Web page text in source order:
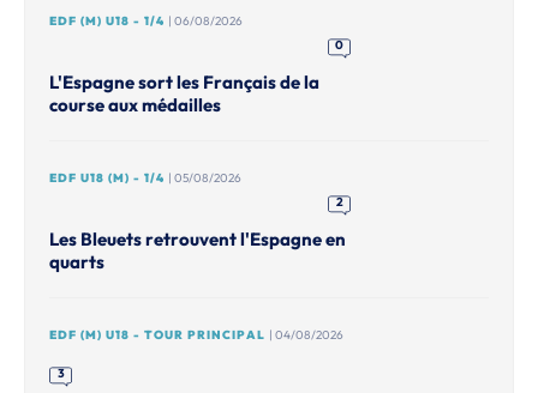
EDF (M) U18 - 1/4 | 06/08/2026
0
L'Espagne sort les Français de la
course aux médailles
EDF U18 (M) - 1/4 | 05/08/2026
2
Les Bleuets retrouvent l'Espagne en
quarts
EDF (M) U18 - TOUR PRINCIPAL | 04/08/2026
3